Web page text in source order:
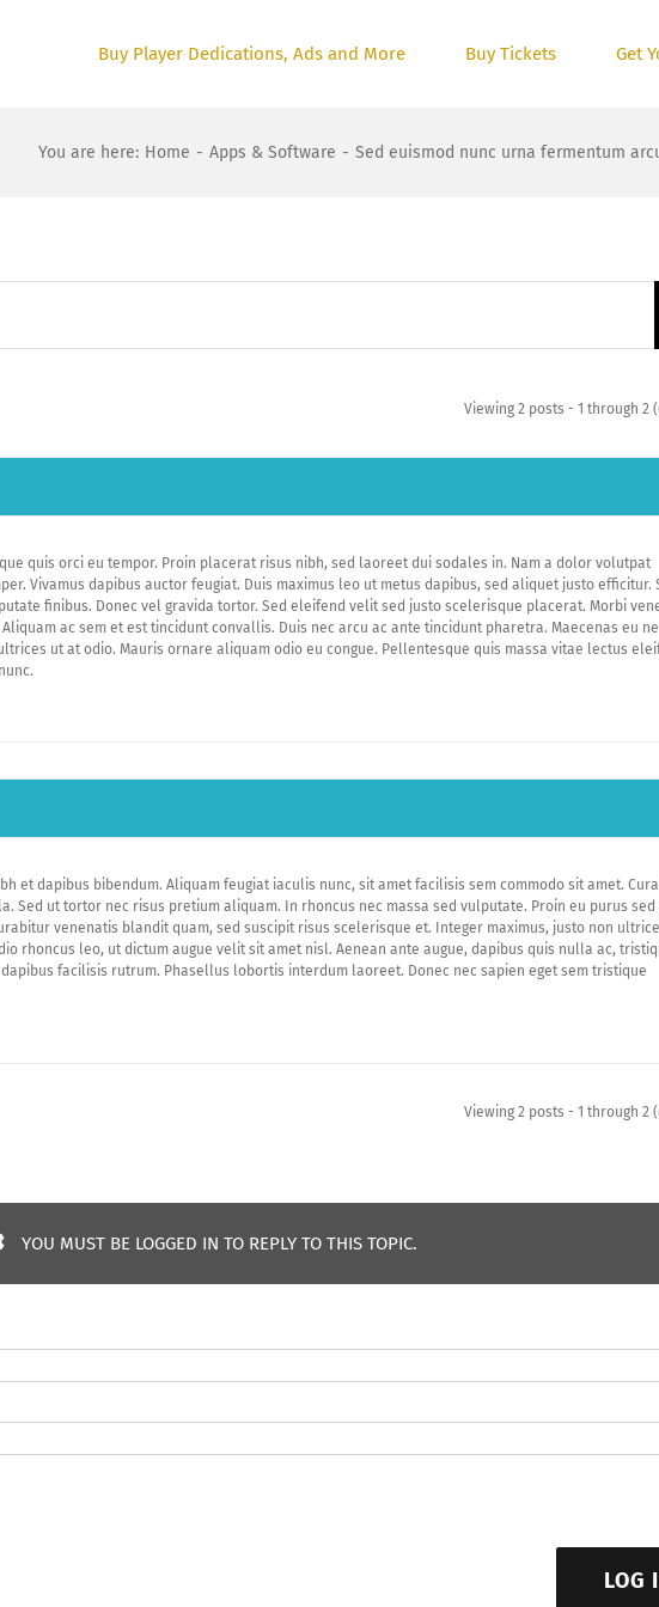
Buy Player Dedications, Ads and More Buy Tickets Get
You are here: Home - Apps & Software - Sed euismod nunc urna fermentum
Viewing 2 posts - 1 through 2
quis orci eu tempor. Proin placerat risus nibh, sed laoreet dui sodales in. Nam a dolor volutpat
Vivamus dapibus auctor feugiat. Duis maximus leo ut metus dapibus, sed aliquet justo efficitur.
finibus. Donec vel gravida tortor. Sed eleifend velit sed justo scelerisque placerat. Morbi
ac sem et est tincidunt convallis. Duis nec arcu ac ante tincidunt pharetra. Maecenas eu
ut at odio. Mauris ornare aliquam odio eu congue. Pellentesque quis massa vitae lectus
et dapibus bibendum. Aliquam feugiat iaculis nunc, sit amet facilisis sem commodo sit amet.
Sed ut tortor nec risus pretium aliquam. In rhoncus nec massa sed vulputate. Proin eu purus sed
venenatis blandit quam, sed suscipit risus scelerisque et. Integer maximus, justo non
rhoncus leo, ut dictum augue velit sit amet nisl. Aenean ante augue, dapibus quis nulla ac,
facilisis rutrum. Phasellus lobortis interdum laoreet. Donec nec sapien eget sem tristique
Viewing 2 posts - 1 through 2
YOU MUST BE LOGGED IN TO REPLY TO THIS TOPIC.
LOG